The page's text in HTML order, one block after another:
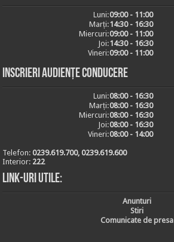
Luni:09:00 - 11:00
Marți:14:30 - 16:30
Miercuri:09:00 - 11:00
Joi:14:30 - 16:30
Vineri:09:00 - 11:00
Inscrieri audiențe conducere
Luni:08:00 - 16:30
Marți:08:00 - 16:30
Miercuri:08:00 - 16:30
Joi:08:00 - 16:30
Vineri:08:00 - 14:00
Telefon:0239.619.700, 0239.619.600
Interior: 222
Link-uri utile:
Anunturi
Stiri
Comunicate de presa